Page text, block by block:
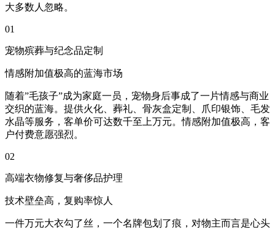
大多数人忽略。
01
宠物殡葬与纪念品定制
情感附加值极高的蓝海市场
随着”毛孩子”成为家庭一员，宠物身后事成了一片情感与商业
交织的蓝海。提供火化、葬礼、骨灰盒定制、爪印银饰、毛发
水晶等服务，客单价可达数千至上万元。情感附加值极高，客
户付费意愿强烈。
02
高端衣物修复与奢侈品护理
技术壁垒高，复购率惊人
一件万元大衣勾了丝，一个名牌包划了痕，对物主而言是心头